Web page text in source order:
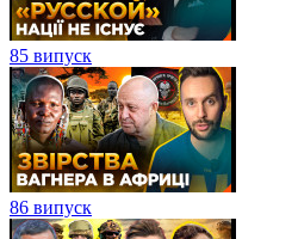
85 випуск
86 випуск